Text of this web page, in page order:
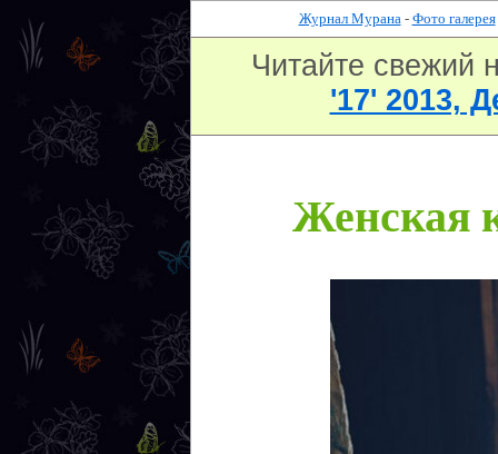
Журнал Мурана- Фото галерея
Читайте свежий
'17' 2013,
Женская